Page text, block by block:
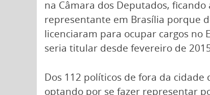
na Câmara dos Deputados,
representante em Brasília porque
licenciaram para ocupar cargos no
seria titular desde fevereiro de
Dos 112 políticos de fora da
optando por se fazer representar